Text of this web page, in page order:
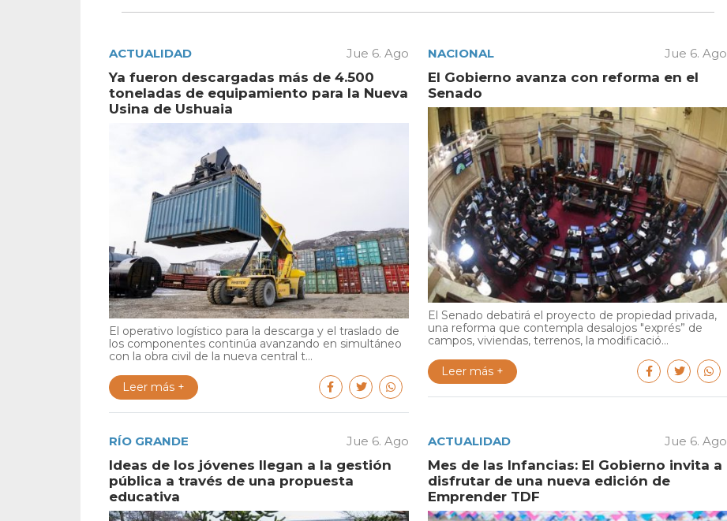
ACTUALIDAD Jue 6. Ago
Ya fueron descargadas más de 4.500
toneladas de equipamiento para la Nueva
Usina de Ushuaia
El operativo logístico para la descarga y el traslado de
los componentes continúa avanzando en simultáneo
con la obra civil de la nueva central t...
Leer más +
NACIONAL Jue 6. Ago
El Gobierno avanza con reforma en el
Senado
El Senado debatirá el proyecto de propiedad privada,
una reforma que contempla desalojos "exprés” de
campos, viviendas, terrenos, la modificació...
Leer más +
RÍO GRANDE Jue 6. Ago
Ideas de los jóvenes llegan a la gestión
pública a través de una propuesta
educativa
ACTUALIDAD Jue 6. Ago
Mes de las Infancias: El Gobierno invita a
disfrutar de una nueva edición de
Emprender TDF